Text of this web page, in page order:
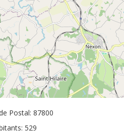
Postal: 87800
529